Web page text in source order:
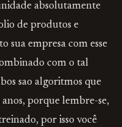
absolutamente
de produtos e
sua empresa com esse
com o tal
sao algoritmos que
porque lembre-se,
por isso você